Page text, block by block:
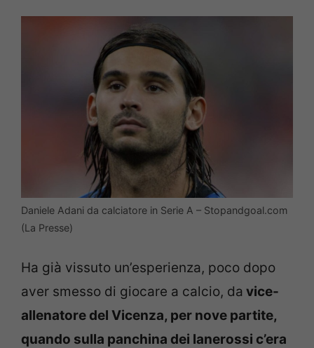
Daniele Adani da calciatore in Serie A – Stopandgoal.com
(La Presse)
Ha già vissuto un’esperienza, poco dopo
aver smesso di giocare a calcio, da vice-
allenatore del Vicenza, per nove partite,
quando sulla panchina dei lanerossi c’era